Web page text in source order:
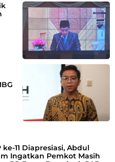
ke-11 Diapresiasi, Abdul
Ingatkan Pemkot Masih